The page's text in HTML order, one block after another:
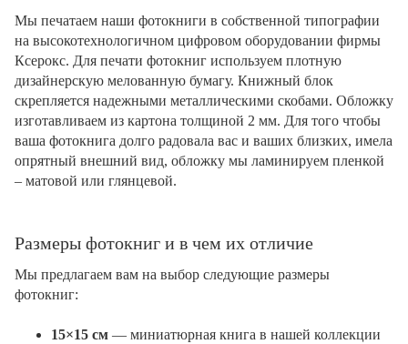
Мы печатаем наши фотокниги в собственной типографии
на высокотехнологичном цифровом оборудовании фирмы
Ксерокс. Для печати фотокниг используем плотную
дизайнерскую мелованную бумагу. Книжный блок
скрепляется надежными металлическими скобами. Обложку
изготавливаем из картона толщиной 2 мм. Для того чтобы
ваша фотокнига долго радовала вас и ваших близких, имела
опрятный внешний вид, обложку мы ламинируем пленкой
– матовой или глянцевой.
Размеры фотокниг и в чем их отличие
Мы предлагаем вам на выбор следующие размеры
фотокниг:
15×15 см — миниатюрная книга в нашей коллекции